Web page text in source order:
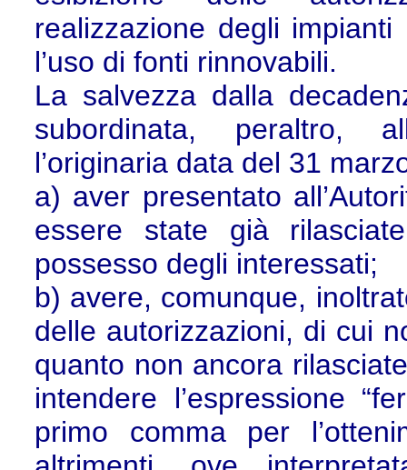
realizzazione degli
l’uso di fonti rinnovabili.
La salvezza dalla
subordinata, peraltro,
l’originaria data del 31
a) aver presentato
essere state già
possesso degli interessati;
b) avere, comunque,
delle autorizzazioni, di cui
quanto non ancora
intendere l’espressione
primo comma per